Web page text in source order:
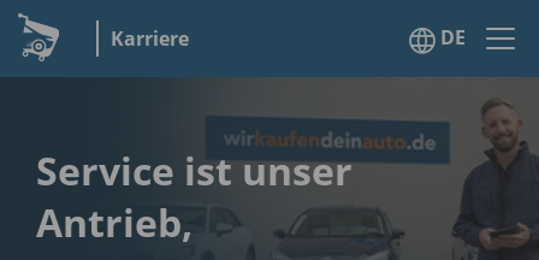
Karriere DE
Service ist unser
Antrieb,